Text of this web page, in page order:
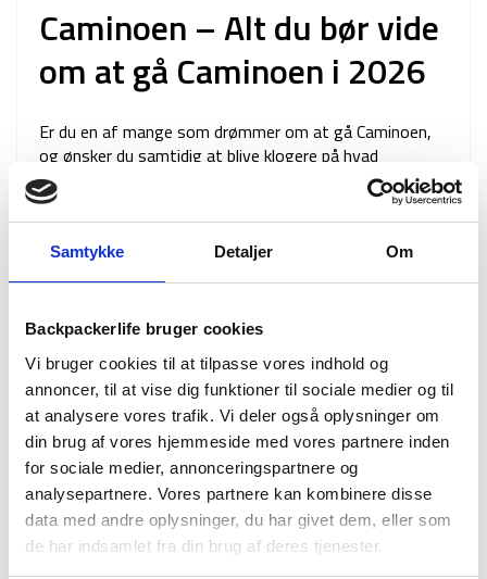
Samtykke Detaljer Om
Backpackerlife bruger cookies
Vi bruger cookies til at tilpasse vores indhold og
annoncer, til at vise dig funktioner til sociale medier og til
at analysere vores trafik. Vi deler også oplysninger om
din brug af vores hjemmeside med vores partnere inden
for sociale medier, annonceringspartnere og
analysepartnere. Vores partnere kan kombinere disse
data med andre oplysninger, du har givet dem, eller som
de har indsamlet fra din brug af deres tjenester.
Caminoen – Alt du bør vide
om at gå Caminoen i 2026
Er du en af mange som drømmer om at gå Caminoen,
og ønsker du samtidig at blive klogere på hvad
Caminoen egentlig er?Vi har i dette blogindlæg listet alt
det nødvendige information som du skal vide før, og
under din …Se artikel